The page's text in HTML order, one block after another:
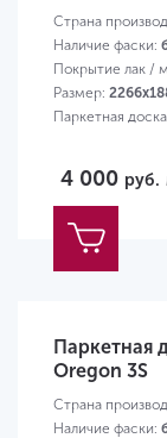
Страна
Наличие фаски:
Покрытие лак /
Размер:
Паркетная
4 000 руб.
Паркетная
Oregon 3S
Страна
Наличие фаски: